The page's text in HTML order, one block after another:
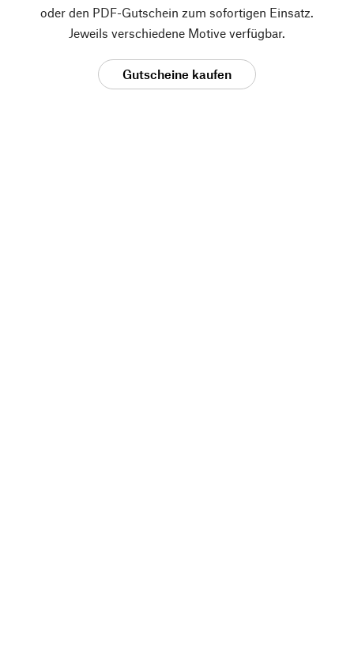
oder den PDF-Gutschein zum sofortigen Einsatz.
Jeweils verschiedene Motive verfügbar.
Gutscheine kaufen